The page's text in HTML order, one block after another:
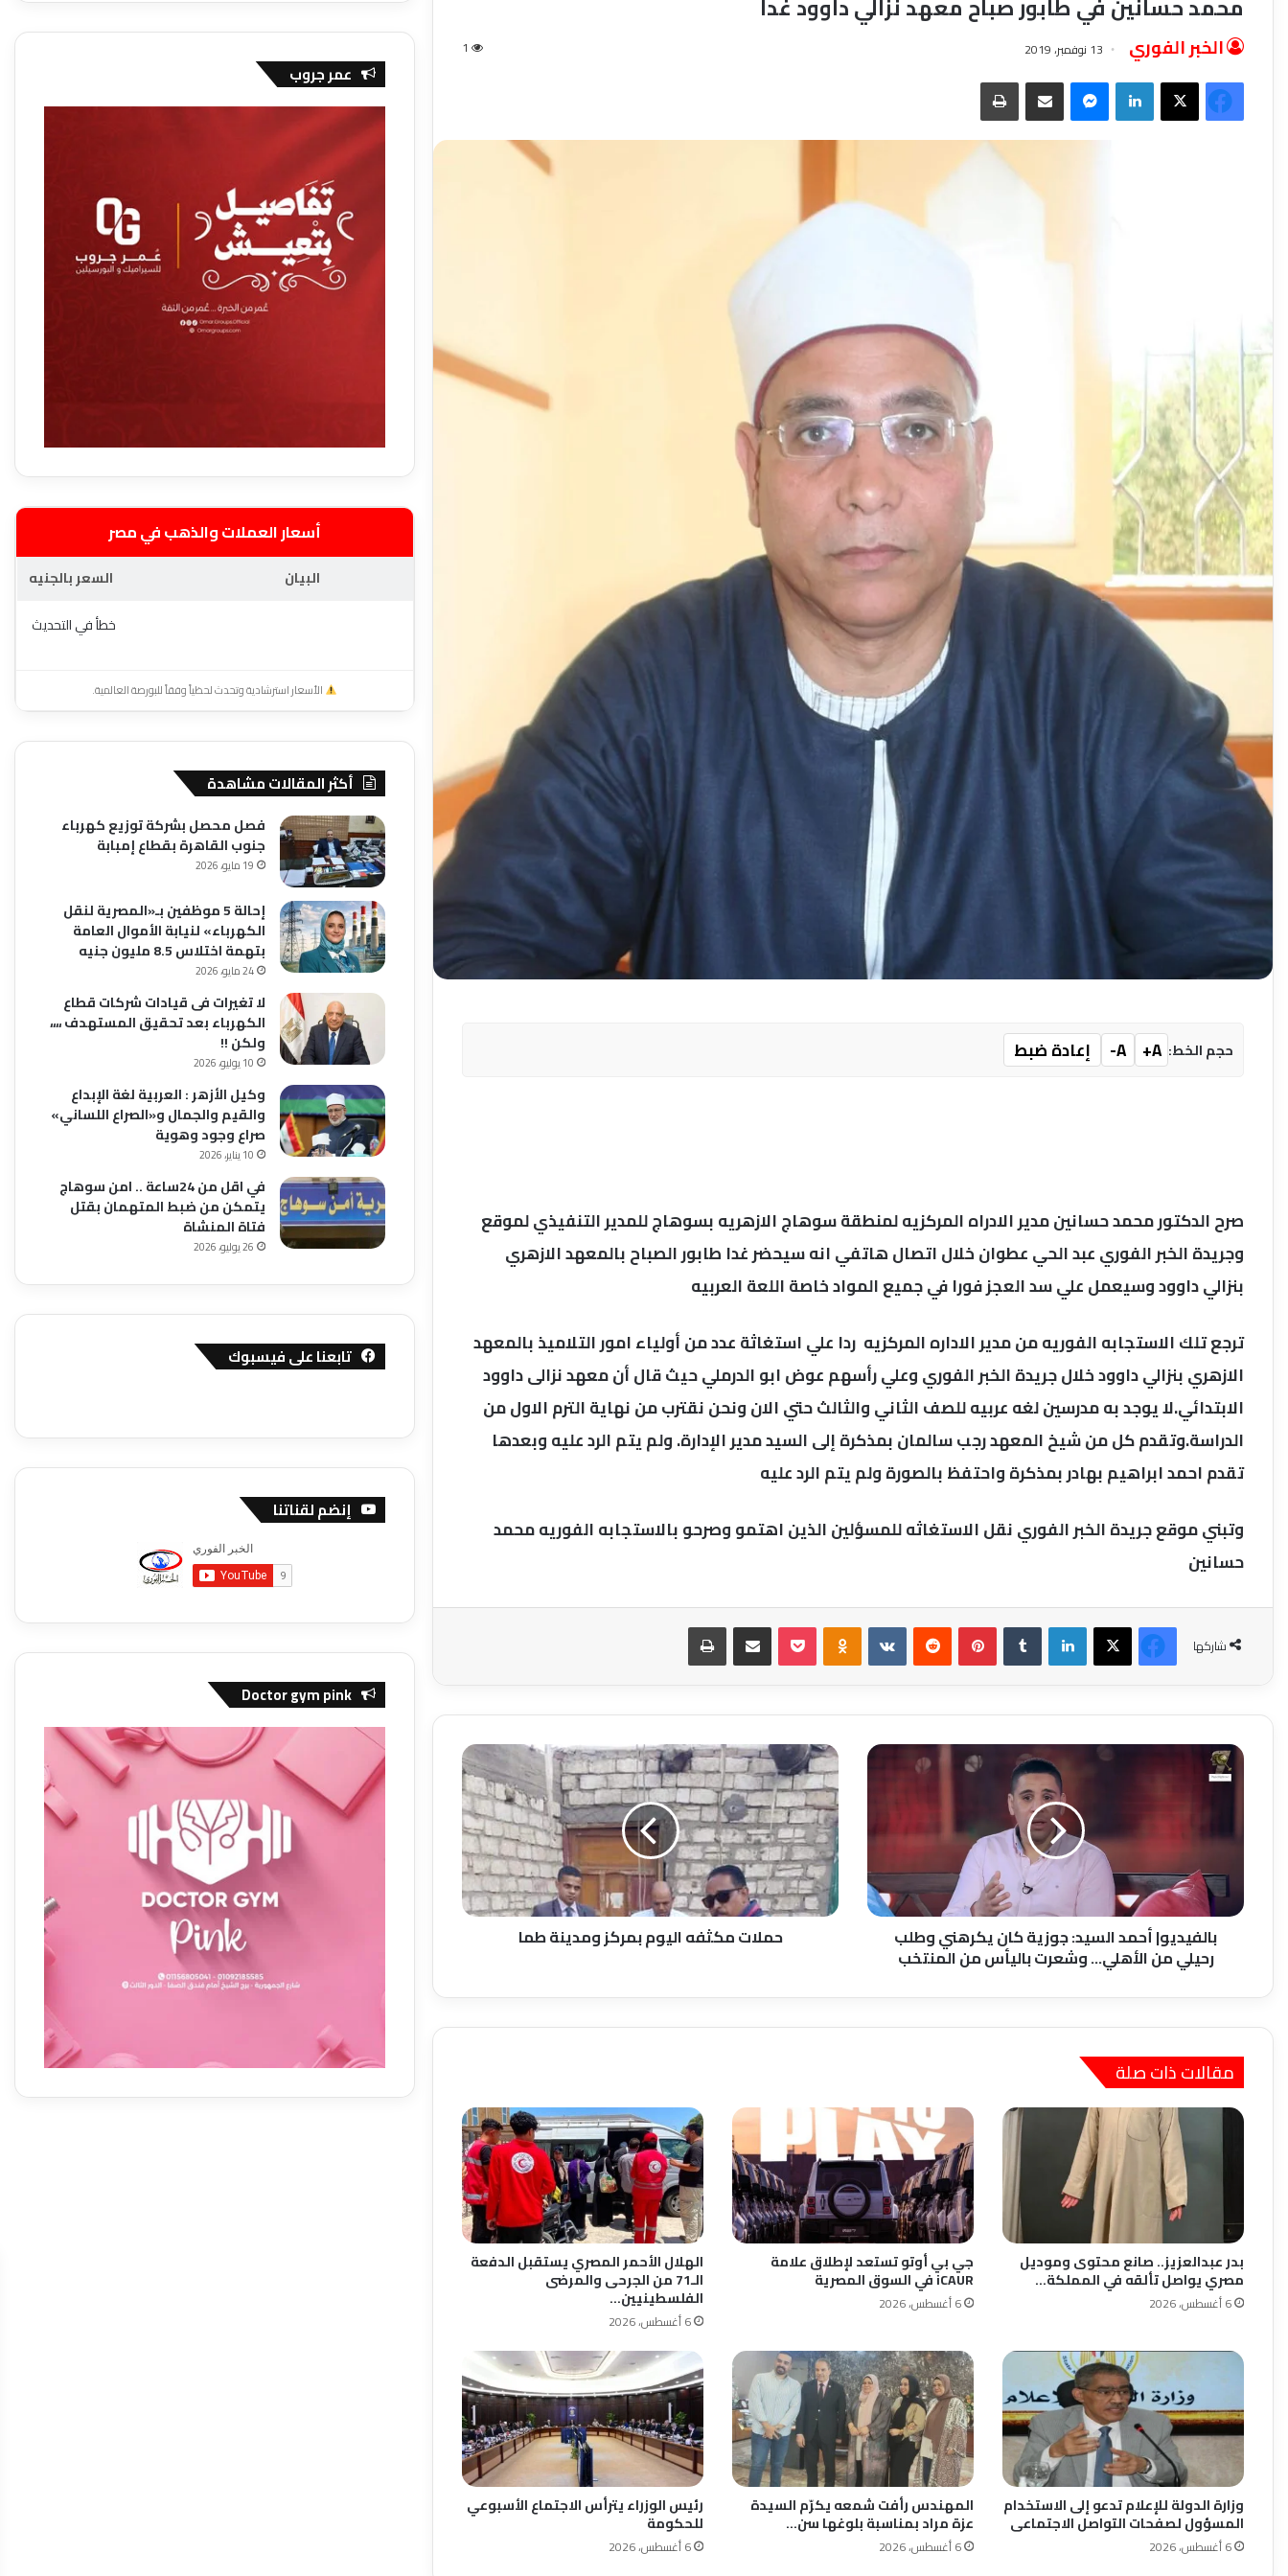
الخبر الفوري 13 نوفمبر، 2019 1
فيسبوك‫X لينكدإن ماسنجر مشاركة عبر البريد طباعة
حجم الخط: A+
A- إعادة ضبط
صرح الدكتور محمد حسانين مدير الادراه المركزيه لمنطقة سوهاج الازهريه بسوهاج للمدير التنفيذي لموقع
وجريدة الخبر الفوري عبد الحي عطوان خلال اتصال هاتفي انه سيحضر غدا طابور الصباح بالمعهد الازهري
بنزالي داوود وسيعمل علي سد العجز فورا في جميع المواد خاصة اللعة العربيه
ترجع تلك الاستجابه الفوريه من مدير الاداره المركزيه ردا علي استغاثة عدد من أولياء امور التلاميذ بالمعهد
الازهري بنزالي داوود خلال جريدة الخبر الفوري وعلي رأسهم عوض ابو الدرملي حيث قال أن معهد نزالى داوود
الابتدائي.لا يوجد به مدرسين لغه عربيه للصف الثاني والثالث حتي الان ونحن نقترب من نهاية الترم الاول من
الدراسة.وتقدم كل من شيخ المعهد رجب سالمان بمذكرة إلى السيد مدير الإدارة. ولم يتم الرد عليه وبعدها
تقدم احمد ابراهيم بهادر بمذكرة واحتفظ بالصورة ولم يتم الرد عليه
وتبني موقع جريدة الخبر الفوري نقل الاستغاثه للمسؤلين الذين اهتمو وصرحو بالاستجابه الفوريه محمد
حسانين
شاركها
فيسبوك‫X لينكدإن بينتيريست Odnoklassniki
‫Pocket مشاركة عبر البريد طباعة
بالفيديو|
أحمد
كان
وطلب
رحيلي
من
الأهلي...
وشعرت
باليأس
من
بالفيديو| أحمد السيد: جوزية كان يكرهني وطلب
رحيلي من الأهلي... وشعرت باليأس من المنتخب
حملات
مكثفه
اليوم
بمركز
ومدينة
طما
حملات مكثفه اليوم بمركز ومدينة طما
مقالات ذات صلة
بدر عبدالعزيز.. صانع محتوى وموديل
مصري يواصل تألقه في المملكة…
6 أغسطس، 2026
جي بي أوتو تستعد لإطلاق علامة
iCAUR في السوق المصرية
6 أغسطس، 2026
الهلال الأحمر المصري يستقبل الدفعة
الـ71 من الجرحى والمرضى
الفلسطينيين…
6 أغسطس، 2026
وزارة الدولة للإعلام تدعو إلى الاستخدام
المسؤول لصفحات التواصل الاجتماعى
6 أغسطس، 2026
المهندس رأفت شمعه يكرّم السيدة
عزة مراد بمناسبة بلوغها سن…
6 أغسطس، 2026
رئيس الوزراء يترأس الاجتماع الأسبوعي
للحكومة
6 أغسطس، 2026
عمر جروب
أسعار العملات والذهب في مصر
البيان
السعر بالجنيه
خطأ في التحديث
الأسعار استرشادية وتحدث لحظياً وفقاً للبورصة العالمية.
أكثر المقالات مشاهدة
فصل محصل بشركة توزيع كهرباء
جنوب القاهرة بقطاع إمبابة
19 مايو، 2026
إحالة 5 موظفين بـ«المصرية لنقل
الكهرباء» لنيابة الأموال العامة
بتهمة اختلاس 8.5 مليون جنيه
24 مايو، 2026
لا تغيرات فى قيادات شركات قطاع
الكهرباء بعد تحقيق المستهدف ،،،،
ولكن !!
10 يوليو، 2026
وكيل الأزهر : العربية لغة الإبداع
والقيم والجمال و«الصراع اللساني»
صراع وجود وهوية
10 يناير، 2026
في اقل من 24ساعة .. امن سوهاج
يتمكن من ضبط المتهمان بقتل
فتاة المنشاة
26 يوليو، 2026
تابعنا على فيسبوك
إنضم لقناتنا
Doctor gym pink